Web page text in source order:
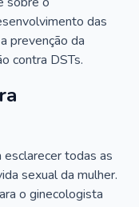
das
prevenção da
contra DSTs.
todas as
sexual da mulher.
o ginecologista